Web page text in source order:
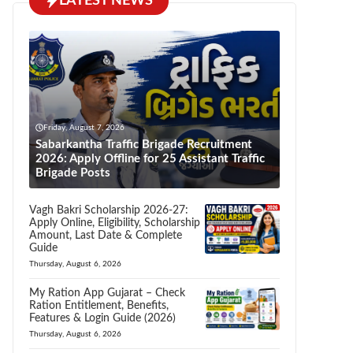
Friday, August 7, 2026
Sabarkantha Traffic Brigade Recruitment
2026: Apply Offline for 25 Assistant Traffic
Brigade Posts
Vagh Bakri Scholarship 2026-27:
Apply Online, Eligibility, Scholarship
Amount, Last Date & Complete
Guide
Thursday, August 6, 2026
My Ration App Gujarat – Check
Ration Entitlement, Benefits,
Features & Login Guide (2026)
Thursday, August 6, 2026